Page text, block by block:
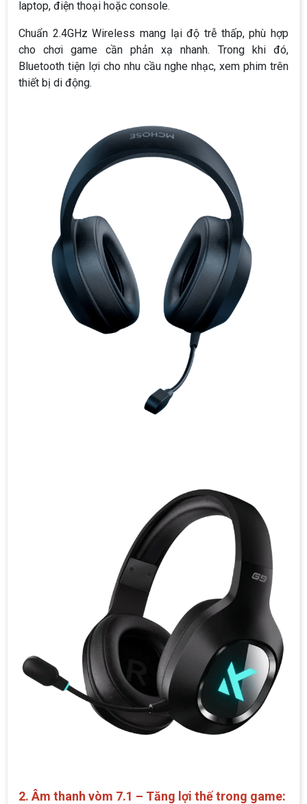
laptop, điện thoại hoặc console.
Chuẩn 2.4GHz Wireless mang lại độ trễ thấp, phù hợp
cho chơi game cần phản xạ nhanh. Trong khi đó,
Bluetooth tiện lợi cho nhu cầu nghe nhạc, xem phim trên
thiết bị di động.
2. Âm thanh vòm 7.1 – Tăng lợi thế trong game: